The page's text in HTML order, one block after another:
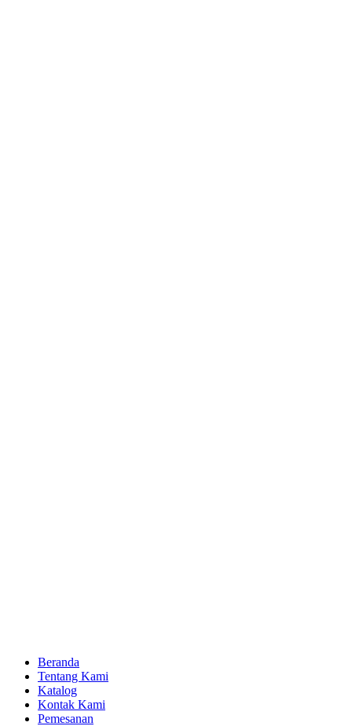
Beranda
Tentang Kami
Katalog
Kontak Kami
Pemesanan